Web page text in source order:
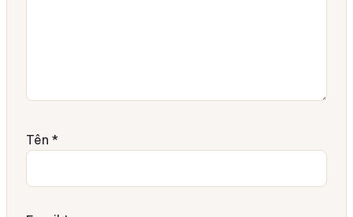
Tên *